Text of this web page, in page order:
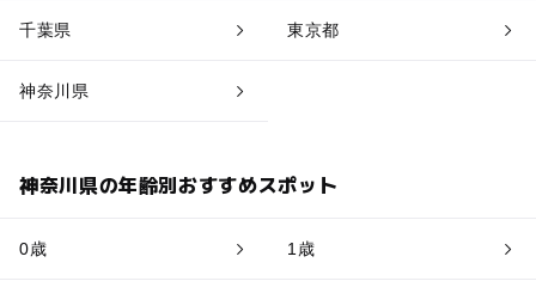
千葉県 東京都
神奈川県
神奈川県の年齢別おすすめスポット
0歳 1歳